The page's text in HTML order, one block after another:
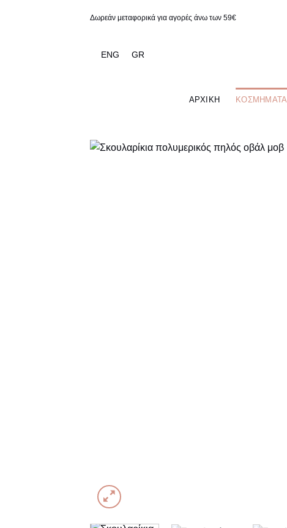
Δωρεάν μεταφορικά για αγορές άνω των 59€
ENG GR
ΑΡΧΙΚΉ ΚΟΣΜΉΜΑΤΑ